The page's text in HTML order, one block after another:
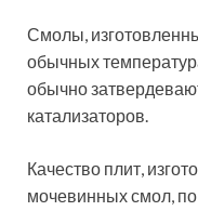
Смолы,
обычных
обычно
катализаторов.
Качество плит,
мочевинных смол,